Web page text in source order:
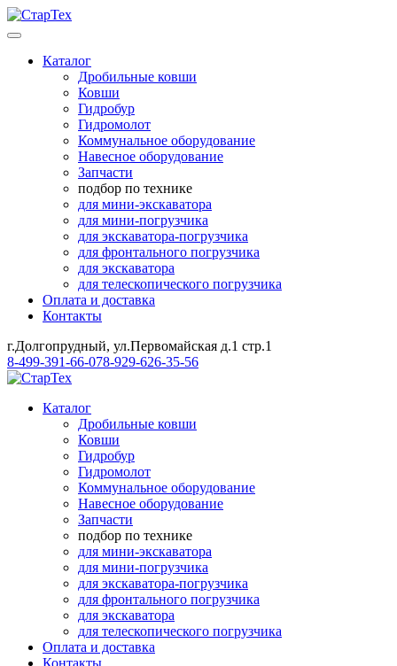
Каталог
Дробильные ковши
Ковши
Гидробур
Гидромолот
Коммунальное оборудование
Навесное оборудование
Запчасти
подбор по технике
для мини-экскаватора
для мини-погрузчика
для экскаватора-погрузчика
для фронтального погрузчика
для экскаватора
для телескопического погрузчика
Оплата и доставка
Контакты
г.Долгопрудный, ул.Первомайская д.1 стр.1
8-499-391-66-078-929-626-35-56
Каталог
Дробильные ковши
Ковши
Гидробур
Гидромолот
Коммунальное оборудование
Навесное оборудование
Запчасти
подбор по технике
для мини-экскаватора
для мини-погрузчика
для экскаватора-погрузчика
для фронтального погрузчика
для экскаватора
для телескопического погрузчика
Оплата и доставка
Контакты